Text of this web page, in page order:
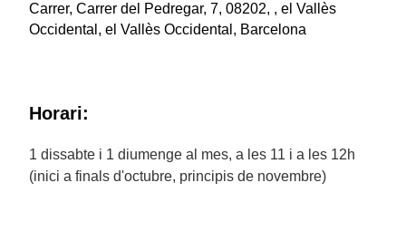
Carrer, Carrer del Pedregar, 7, 08202, , el Vallès
Occidental, el Vallès Occidental, Barcelona
Horari:
1 dissabte i 1 diumenge al mes, a les 11 i a les 12h
(inici a finals d'octubre, principis de novembre)